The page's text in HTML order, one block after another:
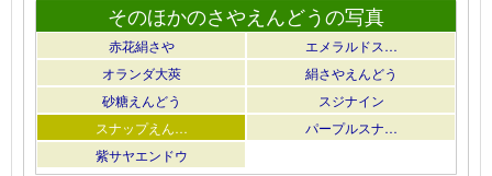
そのほかのさやえんどうの写真
赤花絹さや
エメラルドス…
オランダ大莢
絹さやえんどう
砂糖えんどう
スジナイン
スナップえん…
パープルスナ…
紫サヤエンドウ